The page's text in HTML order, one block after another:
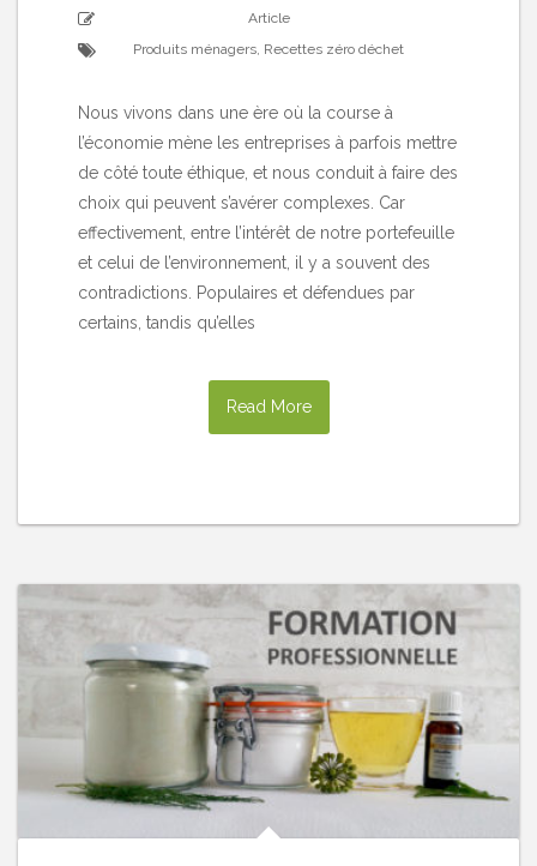
Article
Produits ménagers, Recettes zéro déchet
Nous vivons dans une ère où la course à
l’économie mène les entreprises à parfois mettre
de côté toute éthique, et nous conduit à faire des
choix qui peuvent s’avérer complexes. Car
effectivement, entre l’intérêt de notre portefeuille
et celui de l’environnement, il y a souvent des
contradictions. Populaires et défendues par
certains, tandis qu’elles
Read More